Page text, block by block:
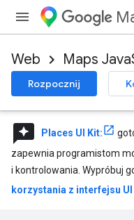
Web Maps
Rozpocznij
reviews Places UI Kit:
zapewnia programistom
i kontrolowania. Wypróbuj
korzystania z interfejsu